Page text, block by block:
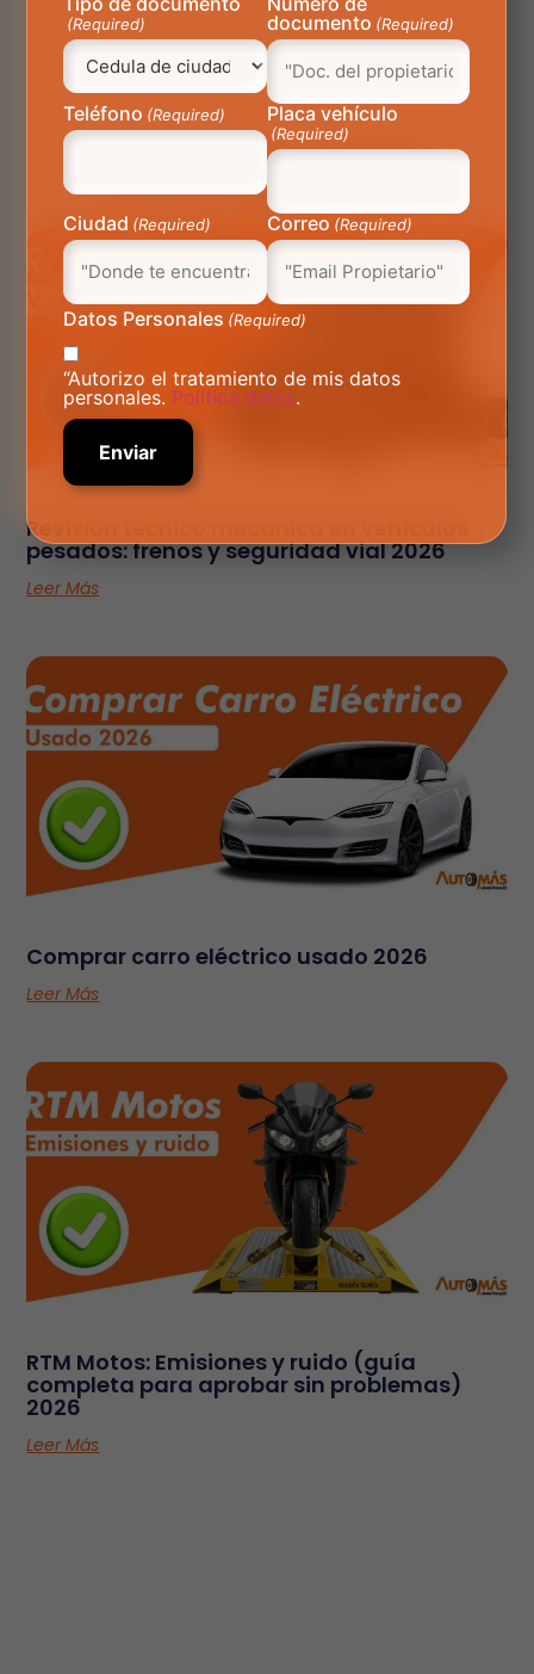
Relacionados
Revisión técnico mecánica en vehículos
pesados: frenos y seguridad vial 2026
Leer Más
Comprar carro eléctrico usado 2026
Leer Más
RTM Motos: Emisiones y ruido (guía
completa para aprobar sin problemas)
2026
Leer Más
(Required)
documento (Required)
Teléfono (Required) Placa vehículo
(Required)
Ciudad (Required) Correo (Required)
Datos Personales (Required)
“Autorizo el tratamiento de mis datos
personales. Politica datos.